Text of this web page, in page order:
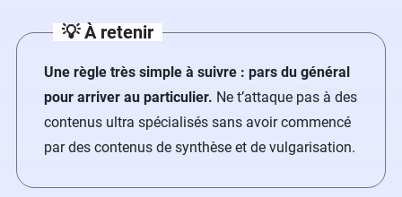
💡À retenir
Une règle très simple à suivre : pars du général
pour arriver au particulier. Ne t’attaque pas à des
contenus ultra spécialisés sans avoir commencé
par des contenus de synthèse et de vulgarisation.